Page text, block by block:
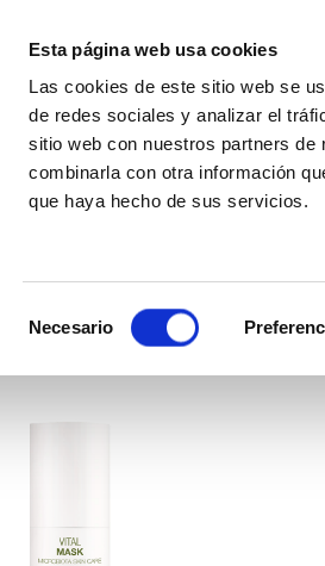
Esta página web usa cookies
Las cookies de este sitio web se
de redes sociales y analizar el
sitio web con nuestros partners de
combinarla con otra información
que haya hecho de sus servicios.
Necesario
Produits Entreprise